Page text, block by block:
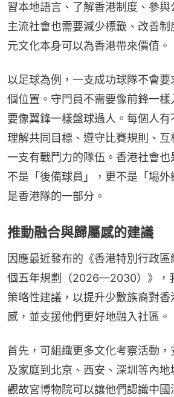
習本地語言、了解香港制度、參與
主流社會也需要減少標籤、改善
元文化本身可以為香港帶來價值。
以足球為例，一支成功球隊不會
個位置。守門員不需要像前鋒一
要像翼鋒一樣盤球過人。每個人
理解共同目標、遵守比賽規則、
一支有戰鬥力的隊伍。香港社會
不是「後備球員」，更不是「場
是香港隊的一部分。
推動融合與歸屬感的建議
因應最近發布的《香港特別行政
個五年規劃（2026—2030）》，
策略性建議，以提升少數族裔對香
感，並支援他們更好地融入社區。
首先，可組織更多文化考察活動
及家庭到北京、西安、深圳等內
觀故宮博物院可以讓他們認識中國